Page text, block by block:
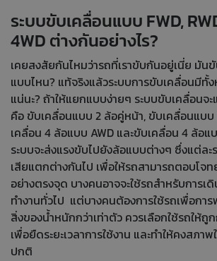
ระบบขับเคลื่อนแบบ FWD,
4WD ต่างกันอย่างไร?
เคยสงสัยกันไหมว่ารถที่เราขับกันอยู่เนี่ย มัน
แบบไหน? แท้จริงแล้วระบบการขับเคลื่อนมีทั้
แน่นะ? ถ้าให้แยกแบบง่ายๆ ระบบขับเคลื่อนจะ
คือ ขับเคลื่อนแบบ 2 ล้อคู่หน้า, ขับเคลื่อนแบ
เคลื่อน 4 ล้อแบบ AWD และขับเคลื่อน 4 ล้อแ
ระบบจะส่งแรงขับไปยังล้อแบบต่างๆ ซึ่งแต่ล
เสียแตกต่างกันไป เพื่อให้รถสามารถตอบโจท
อย่างตรงจุด บางคนอาจจะใช้รถสำหรับการเ
ทำงานทั่วไป แต่บางคนต้องการใช้รถเพื่อก
สิ่งของน้ำหนักกว่าเท่าตัว ควรเลือกใช้รถให้ถู
เพื่อยืดระยะเวลาการใช้งาน และทำให้คงสภา
ปกติ